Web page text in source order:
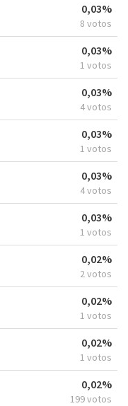
0,03%
8 votos
0,03%
1 votos
0,03%
4 votos
0,03%
1 votos
0,03%
4 votos
0,03%
1 votos
0,02%
2 votos
0,02%
1 votos
0,02%
1 votos
0,02%
199 votos